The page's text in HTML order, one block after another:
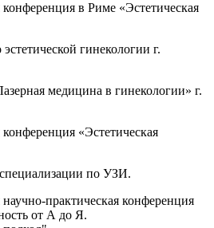
в Риме «Эстетическая
гинекологии г.
медицина в гинекологии» г.
«Эстетическая
по УЗИ.
практическая конференция
от А до Я.